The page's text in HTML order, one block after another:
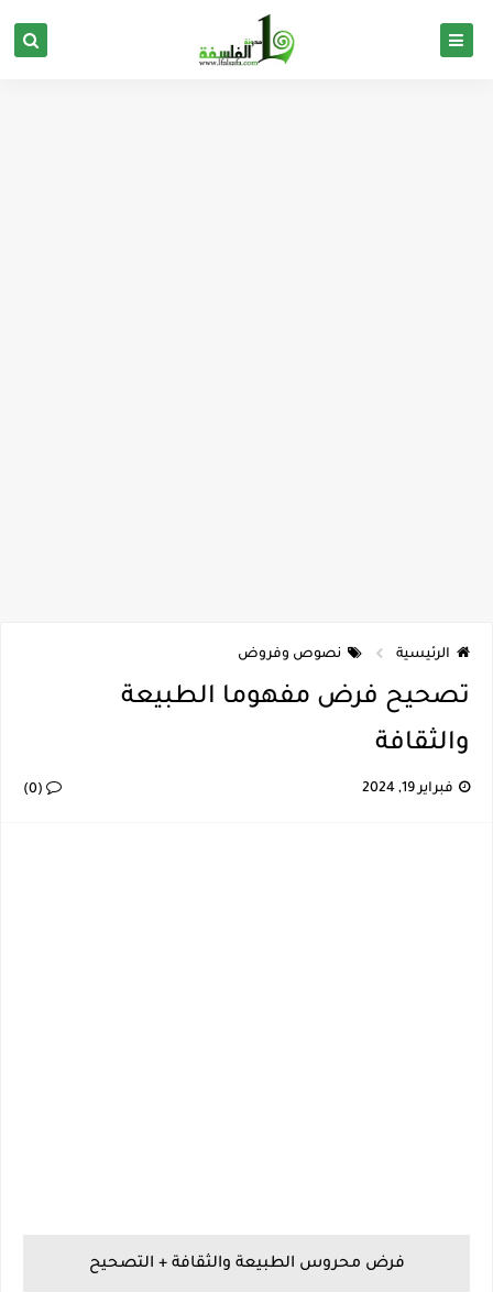
الرئيسية نصوص وفروض
تصحيح فرض مفهوما الطبيعة
والثقافة
فبراير 19, 2024 (0)
فرض محروس الطبيعة والثقافة + التصحيح